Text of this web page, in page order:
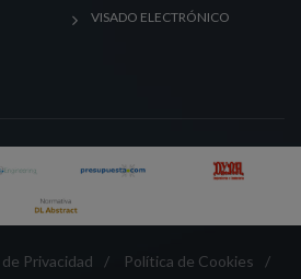
VISADO ELECTRÓNICO
Privacidad / Política de Cookies /